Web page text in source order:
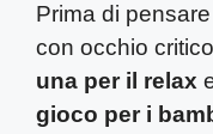
Prima di
con occhio
una per il relax
gioco per i